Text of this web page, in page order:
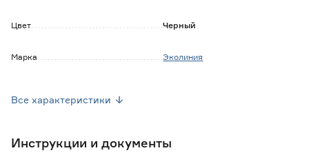
Цвет Черный
Марка Эколиния
Все характеристики
Инструкции и документы